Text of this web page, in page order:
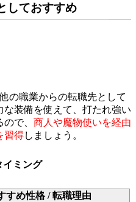
しておすすめ
の職業からの転職先として
装備を使えて、打たれ強い
で、 商人や魔物使いを経由
習得しましょう。
イミング
すめ性格 / 転職理由